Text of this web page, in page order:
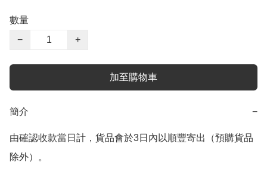
數量
−
+
加至購物車
簡介 −
由確認收款當日計，貨品會於3日內以順豐寄出（預購貨品
除外）。